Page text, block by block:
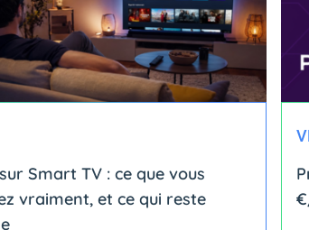
Smart TV : ce que vous
vraiment, et ce qui reste